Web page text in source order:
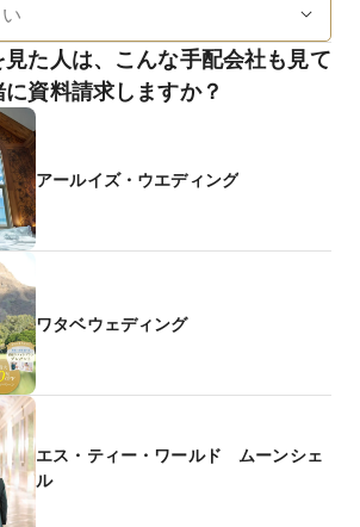
た人は、こんな手配会社も見て
資料請求しますか？
アールイズ・ウエディング
ワタベウェディング
エス・ティー・ワールド ムーンシェ
ル